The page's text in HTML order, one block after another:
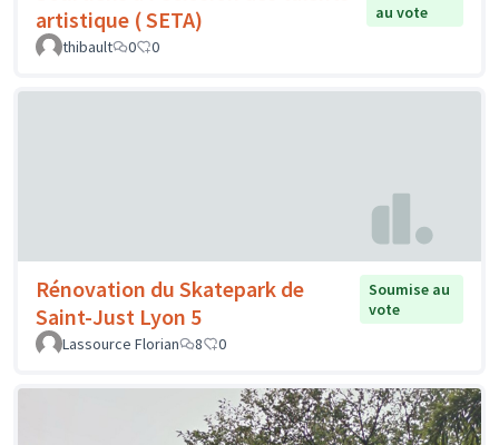
artistique ( SETA)
au vote
thibault
0 0
Rénovation du Skatepark de
Saint-Just Lyon 5
Soumise au
vote
Lassource Florian
8 0